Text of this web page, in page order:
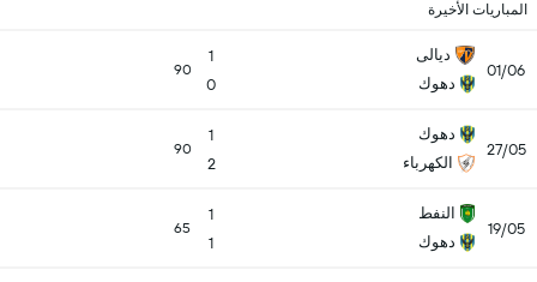
المباريات الأخيرة
01/06
ديالى
دهوك
1
0
90
27/05
دهوك
الكهرباء
1
2
90
19/05
النفط
دهوك
1
1
65